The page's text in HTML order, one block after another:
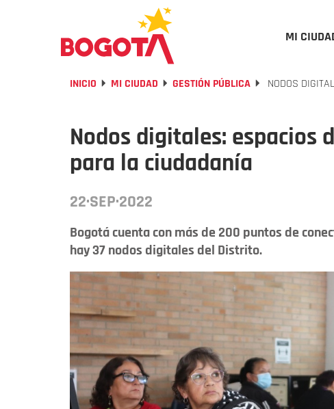
MI
INICIO MI CIUDAD GESTIÓN PÚBLICA NODOS
Nodos digitales: espacios
para la ciudadanía
22·SEP·2022
Bogotá cuenta con más de 200 puntos de
hay 37 nodos digitales del Distrito.